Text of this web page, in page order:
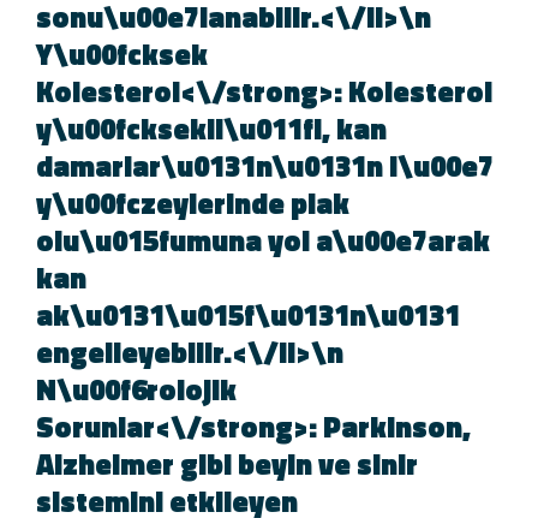
sonu\u00e7lanabilir.<\/li>\n
Y\u00fcksek
Kolesterol<\/strong>:
y\u00fcksekli\u011fi, kan
damarlar\u0131n\u0131n
y\u00fczeylerinde plak
olu\u015fumuna yol a\u00e7arak
kan
ak\u0131\u015f\u0131n\u0131
engelleyebilir.<\/li>\n
N\u00f6rolojik
Sorunlar<\/strong>: Parkinson,
Alzheimer gibi beyin ve sinir
sistemini etkileyen